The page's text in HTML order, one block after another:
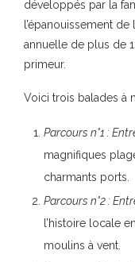
développés par la
l’épanouissement
annuelle de plus de
primeur.
Voici trois balades à
Parcours n°1 :
magnifiques
charmants ports.
Parcours n°2 :
l’histoire locale
moulins à vent.